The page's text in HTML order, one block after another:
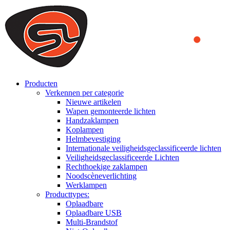
We use cookies to ensure that we provide you the best experience
on our website. By continuing to browse this website, you accept
that cookies are used to help us analyze how the website is used and
to offer you a better experience. To learn more or to find out how
you can disable cookies, you can access our
Producten
Verkennen per categorie
Nieuwe artikelen
Wapen gemonteerde lichten
Handzaklampen
Koplampen
Helmbevestiging
Internationale veiligheidsgeclassificeerde lichten
Veiligheidsgeclassificeerde Lichten
Rechthoekige zaklampen
Noodscèneverlichting
Werklampen
Producttypes:
Oplaadbare
Oplaadbare USB
Multi-Brandstof